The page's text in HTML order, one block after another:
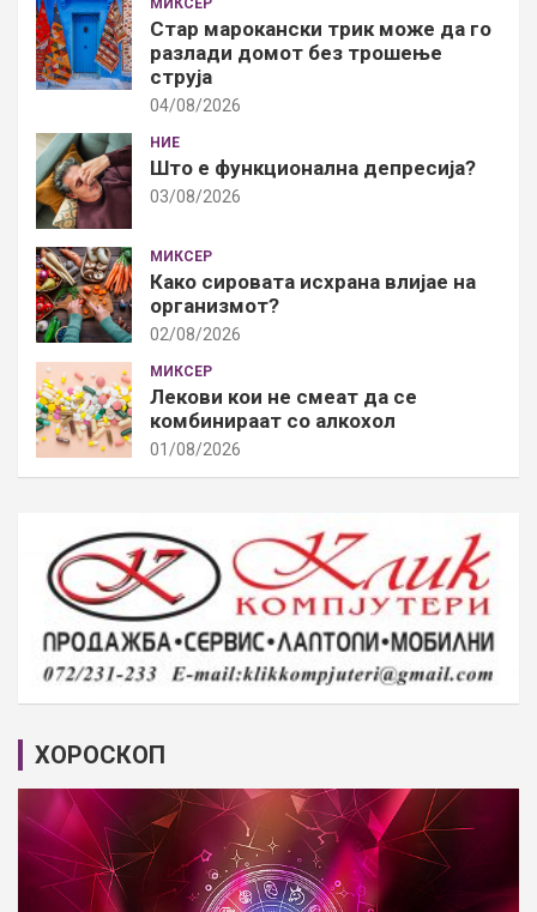
МИКСЕР
Стар марокански трик може да го
разлади домот без трошење
струја
04/08/2026
НИЕ
Што е функционална депресија?
03/08/2026
МИКСЕР
Како сировата исхрана влијае на
организмот?
02/08/2026
МИКСЕР
Лекови кои не смеат да се
комбинираат со алкохол
01/08/2026
ХОРОСКОП